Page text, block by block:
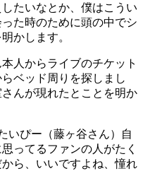
たいなとか、僕はこうい
た時のために頭の中でシ
かします。
人からライブのチケット
ベッド周りを探しまし
んが現れたとことを明か
いぴー（藤ヶ谷さん）自
ってるファンの人がたく
ら、いいですよね、憧れ